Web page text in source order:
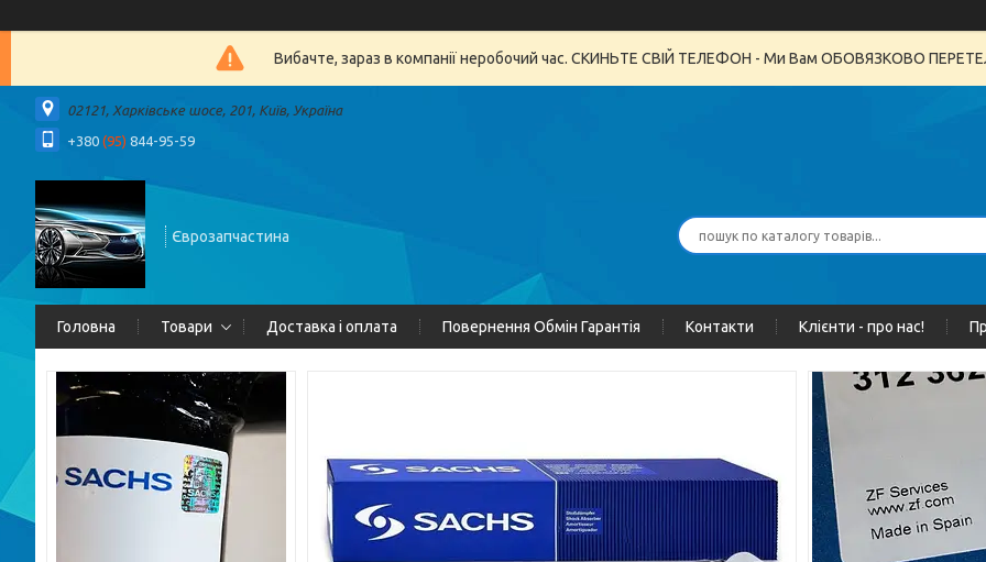
Вибачте, зараз в компанії неробочий час. СКИНЬТЕ СВІЙ ТЕЛЕФОН - Ми Вам ОБОВЯЗКОВО
02121, Харківське шосе, 201, Київ, Україна
+380 (95) 844-95-59
Єврозапчастина
Головна Товари Доставка і оплата Повернення Обмін Гарантія Контакти Клієнти - про нас!